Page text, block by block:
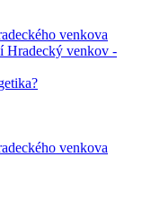
venkova
Hradecký venkov -
venkova